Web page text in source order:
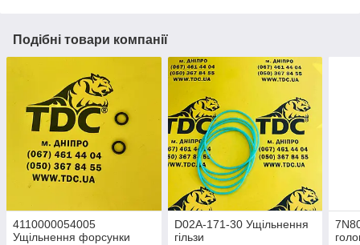
Подібні товари компанії
4110000054005
Ущільнення форсунки
D02A-171-30 Ущільнення
гільзи